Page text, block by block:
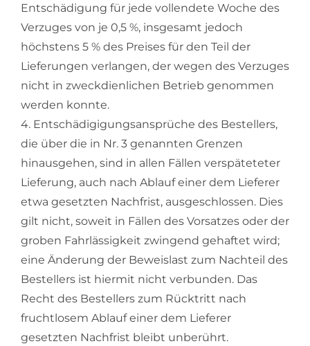
Entschädigung für jede vollendete Woche des
Verzuges von je 0,5 %, insgesamt jedoch
höchstens 5 % des Preises für den Teil der
Lieferungen verlangen, der wegen des Verzuges
nicht in zweckdienlichen Betrieb genommen
werden konnte.
4. Entschädigigungsansprüche des Bestellers,
die über die in Nr. 3 genannten Grenzen
hinausgehen, sind in allen Fällen verspäteteter
Lieferung, auch nach Ablauf einer dem Lieferer
etwa gesetzten Nachfrist, ausgeschlossen. Dies
gilt nicht, soweit in Fällen des Vorsatzes oder der
groben Fahrlässigkeit zwingend gehaftet wird;
eine Änderung der Beweislast zum Nachteil des
Bestellers ist hiermit nicht verbunden. Das
Recht des Bestellers zum Rücktritt nach
fruchtlosem Ablauf einer dem Lieferer
gesetzten Nachfrist bleibt unberührt.